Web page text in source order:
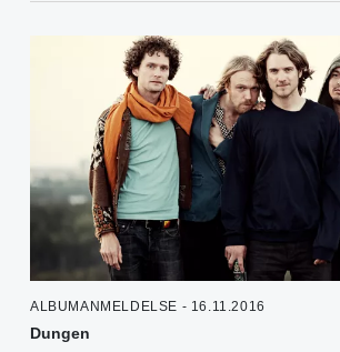
ALBUMANMELDELSE - 16.11.2016
Dungen